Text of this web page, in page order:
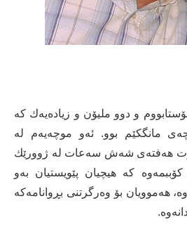
و دوو ملیۆن و زیاده‌یه‌ك كه‌
مانگكێم بوو. ئه‌و موچه‌یه‌م له‌
هه‌فته‌ی شه‌ش سه‌عات له‌ ژوورێك
كه‌ هیچیان پێویستیان به‌و
هه‌موویان بۆ وه‌رگرتنی بڕوانامه‌كه‌